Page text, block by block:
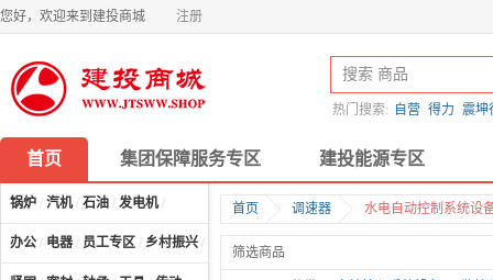
您好，欢迎来到建投商城 注册
热门搜索: 自营 得力 震坤
首页 集团保障服务专区 建投能源专区
锅炉 / 汽机/ 石油 / 发电机/
办公 / 电器 / 员工专区 / 乡村振兴 / 计算机及配件
首页 调速器 水电自动控制系统设
筛选商品